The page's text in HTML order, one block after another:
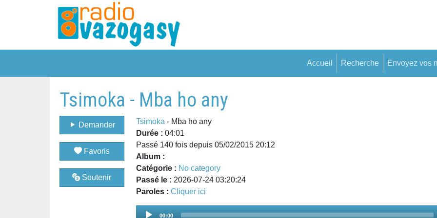
Accueil Recherche Envoyez vos
Tsimoka - Mba ho any
Demander
Favoris
Soutenir
Tsimoka - Mba ho any
Durée : 04:01
Passé 140 fois depuis 05/02/2015 20:12
Album :
Catégorie : No category
Passé le : 2026-07-24 03:20:24
Paroles : Cliquer ici
Audio
00:00